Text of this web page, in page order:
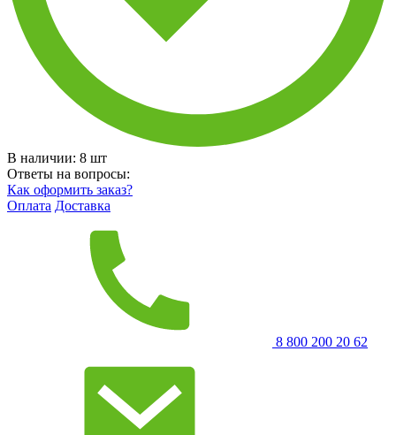
В наличии: 8 шт
Ответы на вопросы:
Как оформить заказ?
Оплата Доставка
8 800 200 20 62